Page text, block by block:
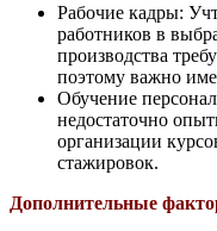
Рабочие кадры:
работников в
производства
поэтому важно
Обучение
недостаточно
организации
стажировок.
Дополнительные